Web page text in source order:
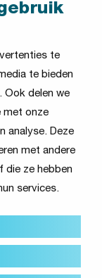
te
te bieden
Ook delen we
met onze
analyse. Deze
met andere
die ze hebben
services.